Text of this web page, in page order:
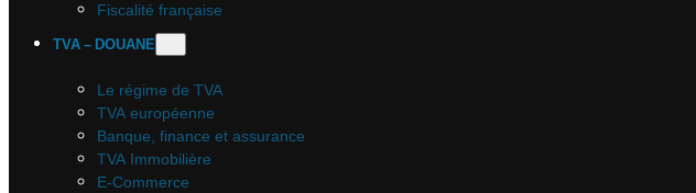
Fiscalité française
TVA – DOUANE
Le régime de TVA
TVA européenne
Banque, finance et assurance
TVA Immobilière
E-Commerce